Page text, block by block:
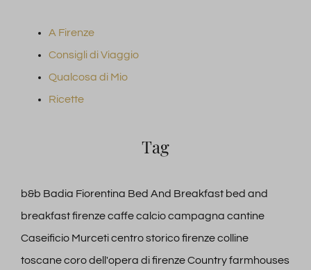
A Firenze
Consigli di Viaggio
Qualcosa di Mio
Ricette
Tag
b&b Badia Fiorentina Bed And Breakfast bed and
breakfast firenzecaffecalciocampagna cantine
Caseificio Murceticentro storico firenzecolline
toscanecoro dell'opera di firenzeCountry farmhouses